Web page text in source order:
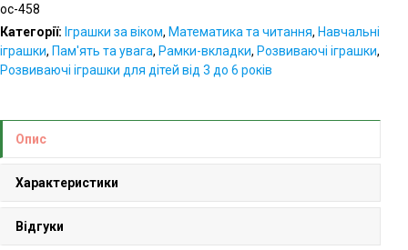
oc-458
Категорії: Іграшки за віком, Математика та читання, Навчальні
іграшки, Пам'ять та увага, Рамки-вкладки, Розвиваючі іграшки,
Розвиваючі іграшки для дітей від 3 до 6 років
Опис
Характеристики
Відгуки